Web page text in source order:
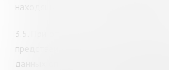
находящихся на территории
3.5.
представителя от предоставления
данных оператору – субъекту